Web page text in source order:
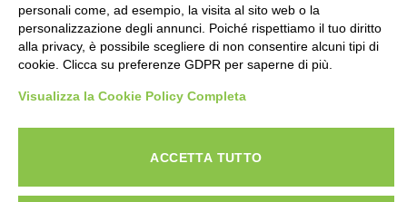
Esdebitamento
Legge 3
Consolidamento Debiti
Sovraindebitamento
personali come, ad esempio, la visita al sito web o la
personalizzazione degli annunci. Poiché rispettiamo il tuo diritto
alla privacy, è possibile scegliere di non consentire alcuni tipi di
cookie. Clicca su preferenze GDPR per saperne di più.
Visualizza la Cookie Policy Completa
ACCETTA TUTTO